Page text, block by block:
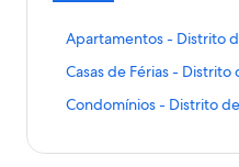
Apartamentos - Distrito
L
n
k
q
e
Casas de Férias - Distrito
L
n
q
Condomínios - Distrito
L